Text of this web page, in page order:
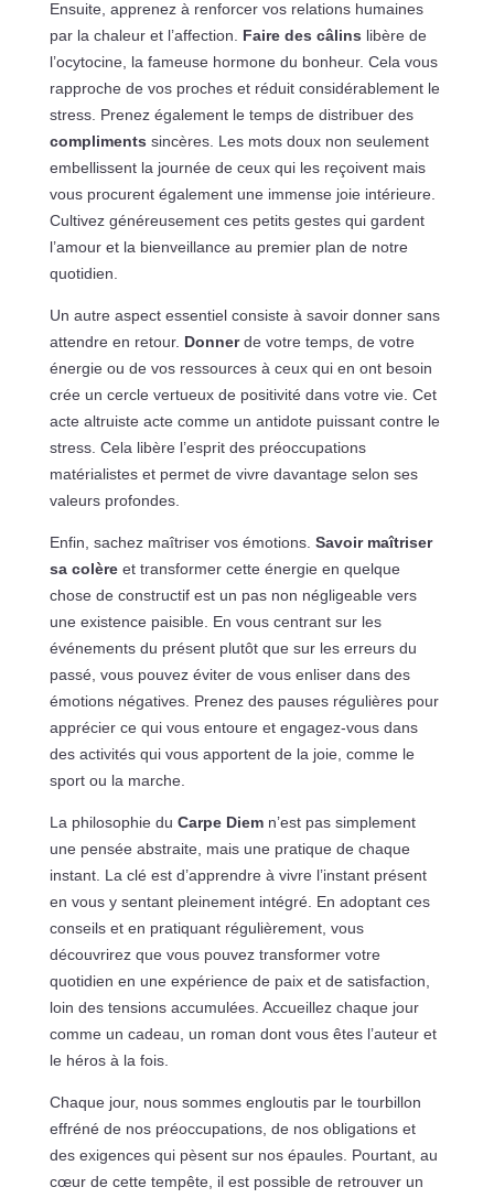
Ensuite, apprenez à renforcer vos relations humaines
par la chaleur et l’affection. Faire des câlins libère de
l’ocytocine, la fameuse hormone du bonheur. Cela vous
rapproche de vos proches et réduit considérablement le
stress. Prenez également le temps de distribuer des
compliments sincères. Les mots doux non seulement
embellissent la journée de ceux qui les reçoivent mais
vous procurent également une immense joie intérieure.
Cultivez généreusement ces petits gestes qui gardent
l’amour et la bienveillance au premier plan de notre
quotidien.
Un autre aspect essentiel consiste à savoir donner sans
attendre en retour. Donnerde votre temps, de votre
énergie ou de vos ressources à ceux qui en ont besoin
crée un cercle vertueux de positivité dans votre vie. Cet
acte altruiste acte comme un antidote puissant contre le
stress. Cela libère l’esprit des préoccupations
matérialistes et permet de vivre davantage selon ses
valeurs profondes.
Enfin, sachez maîtriser vos émotions. Savoir maîtriser
sa colèreet transformer cette énergie en quelque
chose de constructif est un pas non négligeable vers
une existence paisible. En vous centrant sur les
événements du présent plutôt que sur les erreurs du
passé, vous pouvez éviter de vous enliser dans des
émotions négatives. Prenez des pauses régulières pour
apprécier ce qui vous entoure et engagez-vous dans
des activités qui vous apportent de la joie, comme le
sport ou la marche.
La philosophie du Carpe Diemn’est pas simplement
une pensée abstraite, mais une pratique de chaque
instant. La clé est d’apprendre à vivre l’instant présent
en vous y sentant pleinement intégré. En adoptant ces
conseils et en pratiquant régulièrement, vous
découvrirez que vous pouvez transformer votre
quotidien en une expérience de paix et de satisfaction,
loin des tensions accumulées. Accueillez chaque jour
comme un cadeau, un roman dont vous êtes l’auteur et
le héros à la fois.
Chaque jour, nous sommes engloutis par le tourbillon
effréné de nos préoccupations, de nos obligations et
des exigences qui pèsent sur nos épaules. Pourtant, au
cœur de cette tempête, il est possible de retrouver un